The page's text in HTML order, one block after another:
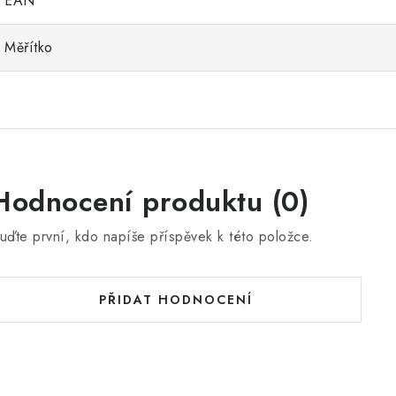
Měřítko
produktu (0)
první, kdo napíše příspěvek k této položce.
PŘIDAT HODNOCENÍ